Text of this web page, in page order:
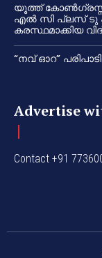
യൂത്ത് കോൺഗ്രസ്സ്
എൽ സി പ്ലസ് ടു
കരസ്ഥമാക്കിയ
“നവ് ഓറ”
Advertise
Contact +91